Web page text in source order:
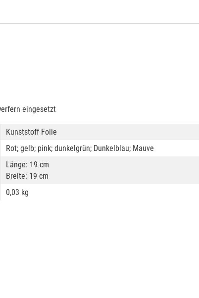
eingesetzt
Kunststoff Folie
Rot; gelb; pink; dunkelgrün; Dunkelblau; Mauve
Länge: 19 cm
Breite: 19 cm
0,03 kg